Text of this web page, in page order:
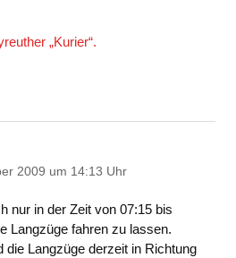
„Kurier“.
2009 um 14:13 Uhr
nur in der Zeit von 07:15 bis
Langzüge fahren zu lassen.
die Langzüge derzeit in Richtung